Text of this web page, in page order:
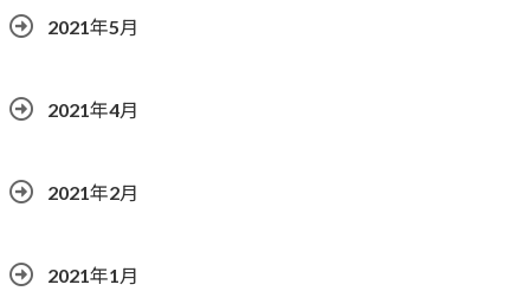
2021年5月
2021年4月
2021年2月
2021年1月